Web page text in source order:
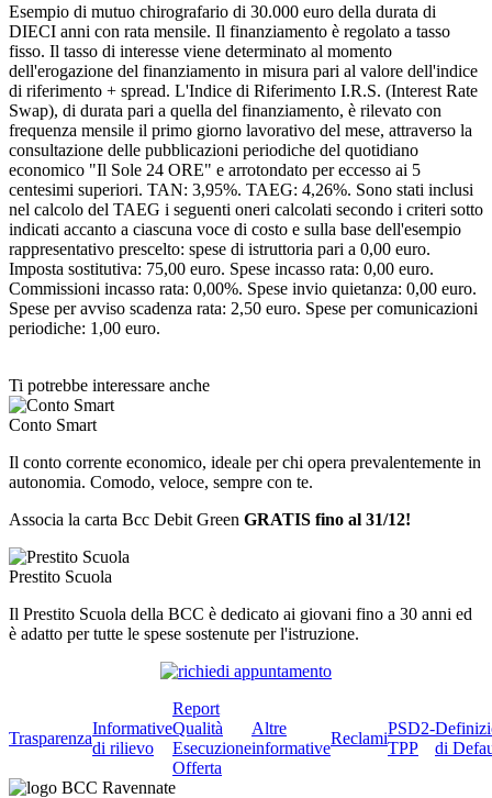
Esempio di mutuo chirografario di 30.000 euro della durata di
DIECI anni con rata mensile. Il finanziamento è regolato a tasso
fisso. Il tasso di interesse viene determinato al momento
dell'erogazione del finanziamento in misura pari al valore dell'indice
di riferimento + spread. L'Indice di Riferimento I.R.S. (Interest Rate
Swap), di durata pari a quella del finanziamento, è rilevato con
frequenza mensile il primo giorno lavorativo del mese, attraverso la
consultazione delle pubblicazioni periodiche del quotidiano
economico "Il Sole 24 ORE" e arrotondato per eccesso ai 5
centesimi superiori. TAN: 3,95%. TAEG: 4,26%. Sono stati inclusi
nel calcolo del TAEG i seguenti oneri calcolati secondo i criteri sotto
indicati accanto a ciascuna voce di costo e sulla base dell'esempio
rappresentativo prescelto: spese di istruttoria pari a 0,00 euro.
Imposta sostitutiva: 75,00 euro. Spese incasso rata: 0,00 euro.
Commissioni incasso rata: 0,00%. Spese invio quietanza: 0,00 euro.
Spese per avviso scadenza rata: 2,50 euro. Spese per comunicazioni
periodiche: 1,00 euro.
Ti potrebbe interessare anche
Conto Smart
Il conto corrente economico, ideale per chi opera prevalentemente in
autonomia. Comodo, veloce, sempre con te.
Associa la carta Bcc Debit Green GRATIS fino al 31/12!
Prestito Scuola
Il Prestito Scuola della BCC è dedicato ai giovani fino a 30 anni ed
è adatto per tutte le spese sostenute per l'istruzione.
Trasparenza
Informative
di rilievo
Report
Qualità
Esecuzione
Offerta
Altre
informative
Reclami
PSD2-
TPP
di